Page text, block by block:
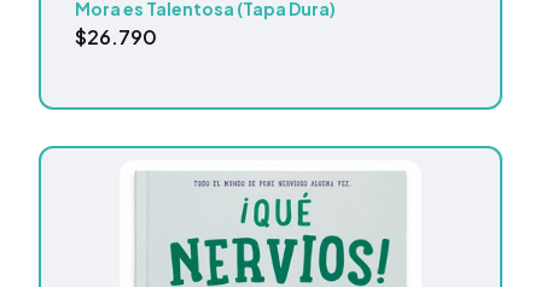
Mora es Talentosa (Tapa Dura)
$26.790